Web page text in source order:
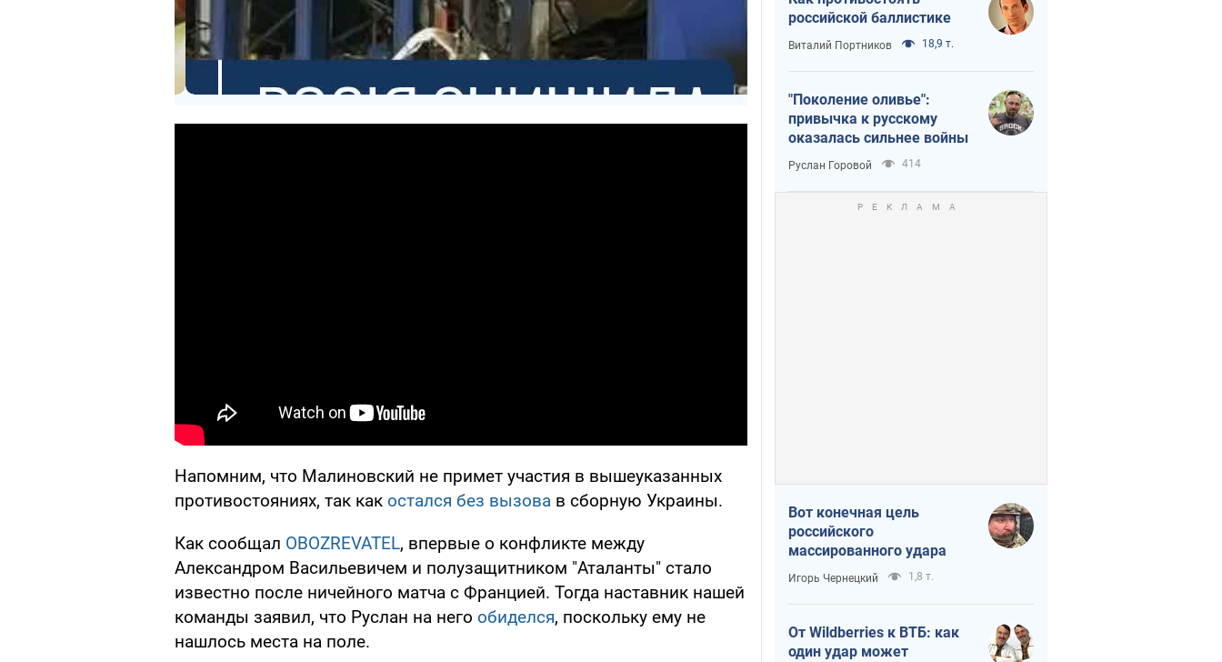
Напомним, что Малиновский не примет участия в вышеуказанных
противостояниях, так как остался без вызова в сборную Украины.
Как сообщал OBOZREVATEL, впервые о конфликте между
Александром Васильевичем и полузащитником "Аталанты" стало
известно после ничейного матча с Францией. Тогда наставник нашей
команды заявил, что Руслан на него обиделся, поскольку ему не
нашлось места на поле.
российской баллистике
Виталий Портников 18,9 т.
"Поколение оливье":
привычка к русскому
оказалась сильнее войны
Руслан Горовой 414
Вот конечная цель
российского
массированного удара
Игорь Чернецкий 1,8 т.
От Wildberries к ВТБ: как
один удар может